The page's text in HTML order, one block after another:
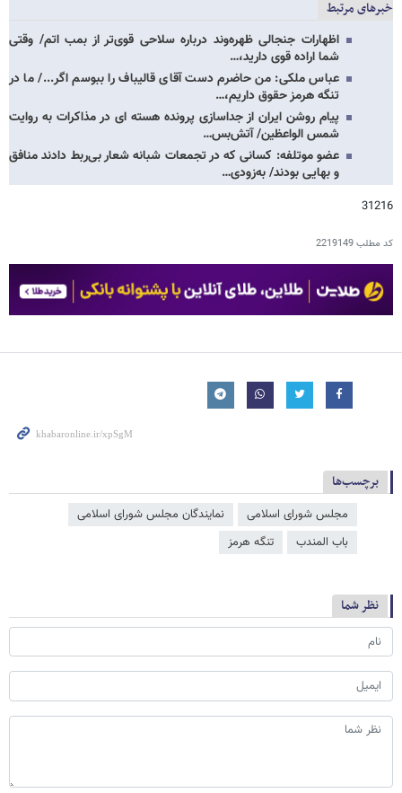
خبرهای مرتبط
اظهارات جنجالی ظهره‌وند درباره سلاحی قوی‌تر از بمب اتم/ وقتی
شما اراده قوی دارید،…
عباس ملکی: من حاضرم دست آقای قالیباف را ببوسم اگر.../ ما در
تنگه هرمز حقوق داریم،…
پیام روشن ایران از جداسازی پرونده هسته ای در مذاکرات به روایت
شمس الواعظین/ آتش‌بس…
عضو موتلفه: کسانی که در تجمعات شبانه شعار بی‌ربط دادند منافق
و بهایی بودند/ به‌زودی…
31216
کد مطلب2219149
برچسب‌ها
مجلس شورای اسلامی
نمایندگان مجلس شورای اسلامی
باب المندب
تنگه هرمز
نظر شما